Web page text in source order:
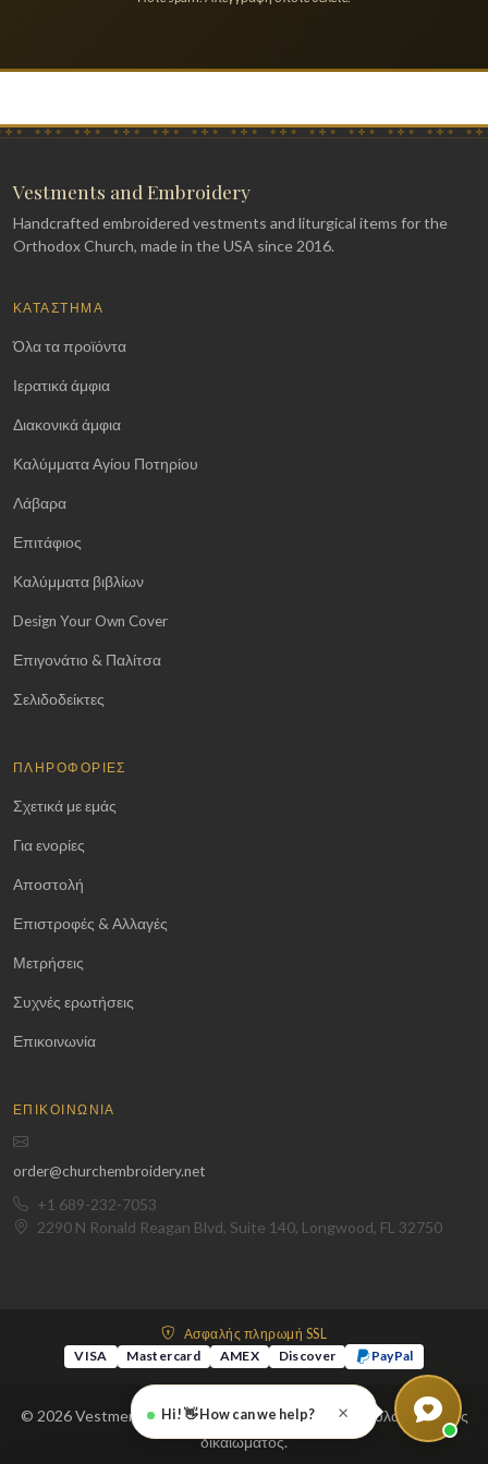
Vestments and Embroidery
Handcrafted embroidered vestments and liturgical items for the
Orthodox Church, made in the USA since 2016.
ΚΑΤΆΣΤΗΜΑ
Όλα τα προϊόντα
Ιερατικά άμφια
Διακονικά άμφια
Καλύμματα Αγίου Ποτηρίου
Λάβαρα
Επιτάφιος
Καλύμματα βιβλίων
Design Your Own Cover
Επιγονάτιο & Παλίτσα
Σελιδοδείκτες
ΠΛΗΡΟΦΟΡΊΕΣ
Σχετικά με εμάς
Για ενορίες
Αποστολή
Επιστροφές & Αλλαγές
Μετρήσεις
Συχνές ερωτήσεις
Επικοινωνία
ΕΠΙΚΟΙΝΩΝΊΑ
order@churchembroidery.net
+1 689-232-7053
2290 N Ronald Reagan Blvd, Suite 140, Longwood, FL 32750
Ασφαλής πληρωμή SSL
VISA
Mastercard AMEX Discover PayPal
© 2026 Vestments and Embroidery LLC. Με την επιφύλαξη παντός
δικαιώματος.
Hi! 👋 How can we help? ×